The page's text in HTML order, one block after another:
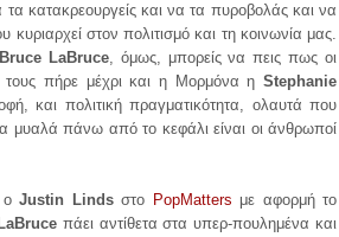
κατακρεουργείς και να τα πυροβολάς και να
στον πολιτισμό και τη κοινωνία μας.
Bruce LaBruce, όμως, μπορείς να πεις πως οι
τους πήρε μέχρι και η Μορμόνα η Stephanie
και πολιτική πραγματικότητα, ολαυτά που
μυαλά πάνω από το κεφάλι είναι οι άνθρωποί
οJustin Lindsστο PopMatters με αφορμή το
LaBruceπάει αντίθετα στα υπερ-πουλημένα και